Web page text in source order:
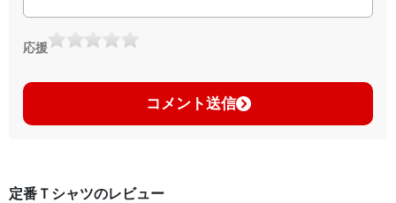
応援
コメント送信
定番Ｔシャツのレビュー